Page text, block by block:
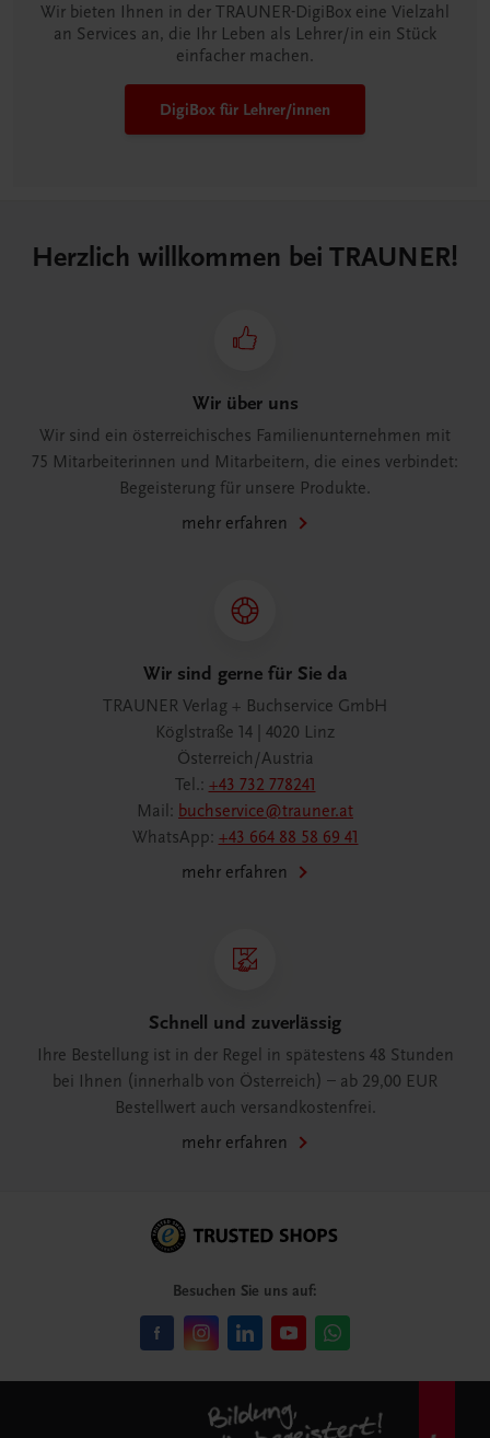
Wir bieten Ihnen in der TRAUNER-DigiBox eine Vielzahl
an Services an, die Ihr Leben als Lehrer/in ein Stück
einfacher machen.
DigiBox für Lehrer/innen
Herzlich willkommen bei TRAUNER!
Wir über uns
Wir sind ein österreichisches Familienunternehmen mit
75 Mitarbeiterinnen und Mitarbeitern, die eines verbindet:
Begeisterung für unsere Produkte.
mehr erfahren
Wir sind gerne für Sie da
TRAUNER Verlag + Buchservice GmbH
Köglstraße 14 | 4020 Linz
Österreich/Austria
Tel.: +43 732 778241
Mail: buchservice@trauner.at
WhatsApp: +43 664 88 58 69 41
mehr erfahren
Schnell und zuverlässig
Ihre Bestellung ist in der Regel in spätestens 48 Stunden
bei Ihnen (innerhalb von Österreich) – ab 29,00 EUR
Bestellwert auch versandkostenfrei.
mehr erfahren
Besuchen Sie uns auf: